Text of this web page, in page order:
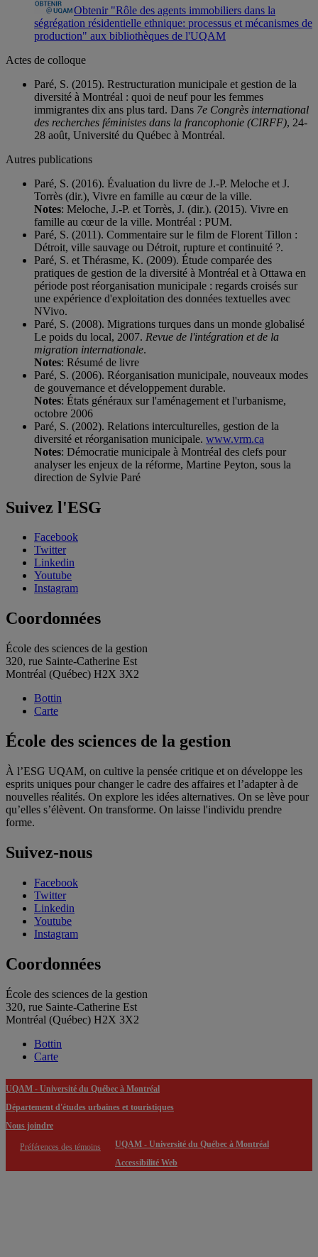
Obtenir "Rôle des agents immobiliers dans la
ségrégation résidentielle ethnique: processus et mécanismes de
production" aux bibliothèques de l'UQAM
Actes de colloque
Paré, S. (2015). Restructuration municipale et gestion de la
diversité à Montréal : quoi de neuf pour les femmes
immigrantes dix ans plus tard. Dans 7e Congrès international
des recherches féministes dans la francophonie (CIRFF), 24-
28 août, Université du Québec à Montréal.
Autres publications
Paré, S. (2016). Évaluation du livre de J.-P. Meloche et J.
Torrès (dir.), Vivre en famille au cœur de la ville.
Notes: Meloche, J.-P. et Torrès, J. (dir.). (2015). Vivre en
famille au cœur de la ville. Montréal : PUM.
Paré, S. (2011). Commentaire sur le film de Florent Tillon :
Détroit, ville sauvage ou Détroit, rupture et continuité ?.
Paré, S. et Thérasme, K. (2009). Étude comparée des
pratiques de gestion de la diversité à Montréal et à Ottawa en
période post réorganisation municipale : regards croisés sur
une expérience d'exploitation des données textuelles avec
NVivo.
Paré, S. (2008). Migrations turques dans un monde globalisé
Le poids du local, 2007. Revue de l'intégration et de la
migration internationale.
Notes: Résumé de livre
Paré, S. (2006). Réorganisation municipale, nouveaux modes
de gouvernance et développement durable.
Notes: États généraux sur l'aménagement et l'urbanisme,
octobre 2006
Paré, S. (2002). Relations interculturelles, gestion de la
diversité et réorganisation municipale. www.vrm.ca
Notes: Démocratie municipale à Montréal des clefs pour
analyser les enjeux de la réforme, Martine Peyton, sous la
direction de Sylvie Paré
Suivez l'ESG
Facebook
Twitter
Linkedin
Youtube
Instagram
Coordonnées
École des sciences de la gestion
320, rue Sainte-Catherine Est
Montréal (Québec) H2X 3X2
Bottin
Carte
École des sciences de la gestion
À l’ESG UQAM, on cultive la pensée critique et on développe les
esprits uniques pour changer le cadre des affaires et l’adapter à de
nouvelles réalités. On explore les idées alternatives. On se lève pour
qu’elles s’élèvent. On transforme. On laisse l'individu prendre
forme.
Suivez-nous
Facebook
Twitter
Linkedin
Youtube
Instagram
Coordonnées
École des sciences de la gestion
320, rue Sainte-Catherine Est
Montréal (Québec) H2X 3X2
Bottin
Carte
UQAM - Université du Québec à Montréal
Département d'études urbaines et touristiques
Nous joindre
Préférences des témoins
UQAM - Université du Québec à Montréal
Accessibilité Web